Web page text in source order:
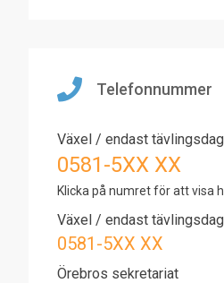
Telefonnummer
Växel / endast
0581-5XX XX
Klicka på numret för att visa
Växel / endast
0581-5XX XX
Örebros sekretariat